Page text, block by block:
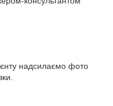
надсилаємо фото